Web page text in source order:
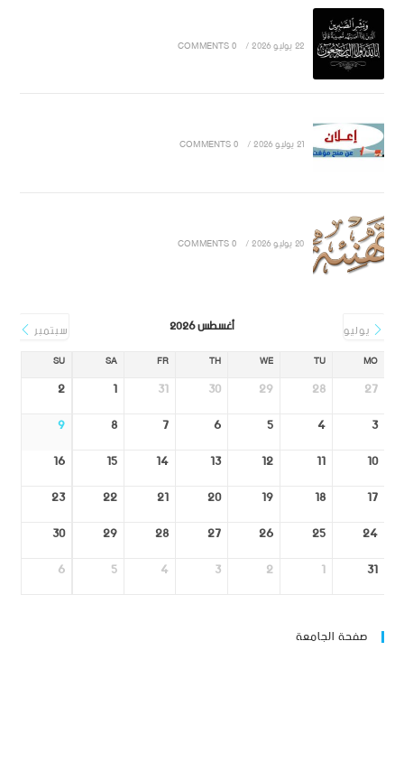
22 يوليو 2026 /
0 COMMENTS
21 يوليو 2026 /
0 COMMENTS
20 يوليو 2026 /
0 COMMENTS
يوليو أغسطس 2026 سبتمبر
MO
TU
WE
TH
FR
SA
SU
27
28
29
30
31
1
2
3
4
5
6
7
8
9
10
11
12
13
14
15
16
17
18
19
20
21
22
23
24
25
26
27
28
29
30
31
1
2
3
4
5
6
صفحة الجامعة